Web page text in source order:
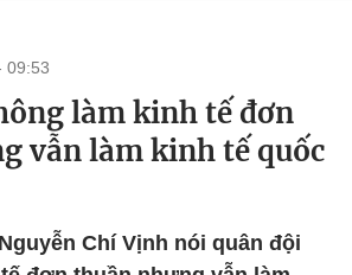
09:53
làm kinh tế đơn
vẫn làm kinh tế quốc
Chí Vịnh nói quân đội